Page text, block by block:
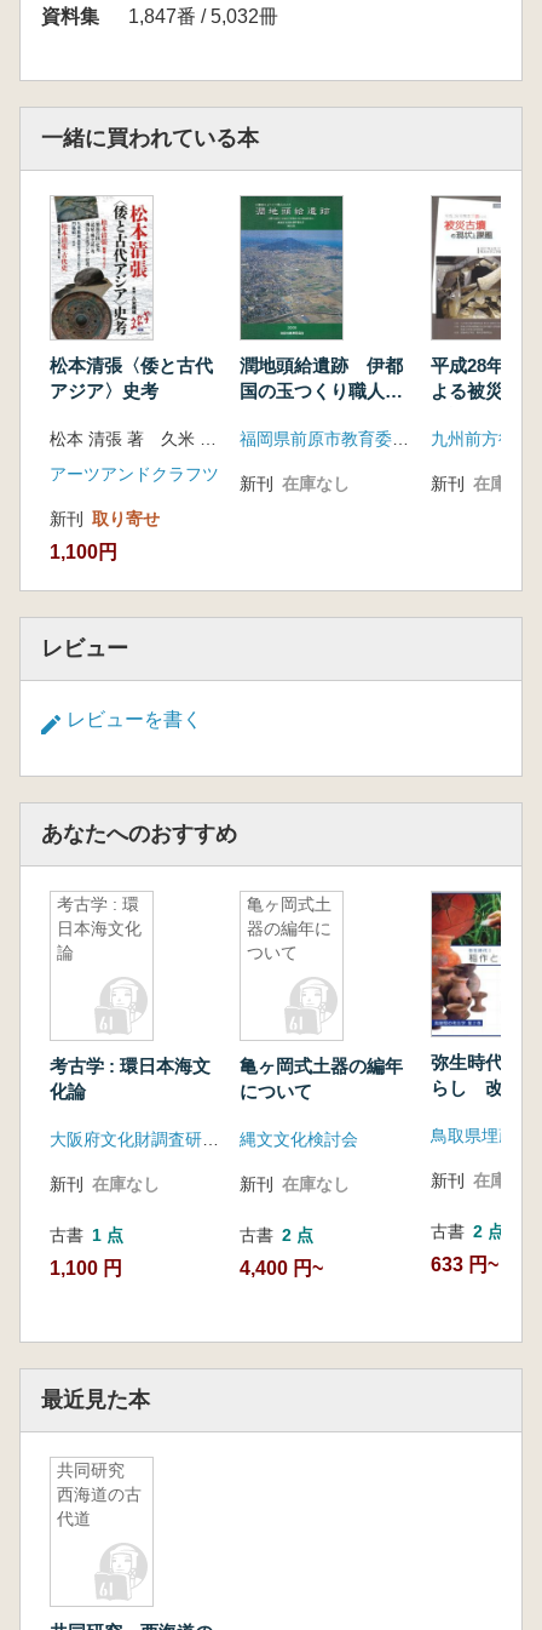
資料集
1,847番 / 5,032冊
一緒に買われている本
松本清張〈倭と古代
アジア〉史考
松本 清張 著 久米 雅雄 監修
アーツアンドクラフツ
新刊 取り寄せ
1,100円
潤地頭給遺跡 伊都
国の玉つくり職人の
福岡県前原市教育委員会
新刊 在庫なし
平成28年熊
よる被災古
九州前方後円
新刊 在庫なし
レビュー
レビューを書く
あなたへのおすすめ
考古学 : 環
日本海文化
論
考古学 : 環日本海文
化論
新刊 在庫なし
古書 1 点
1,100 円
亀ヶ岡式土
器の編年に
ついて
亀ヶ岡式土器の編年
について
縄文文化検討会
新刊 在庫なし
古書 2 点
4,400 円~
弥生時代1
らし 改訂版
新刊 在庫なし
古書 2 点
633 円~
最近見た本
共同研究
西海道の古
代道